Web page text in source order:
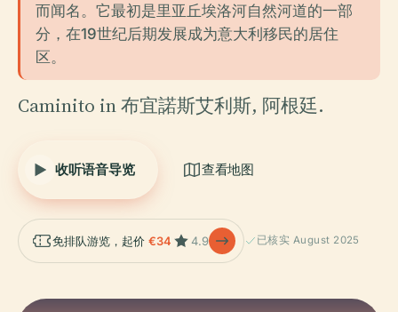
而闻名。它最初是里亚丘埃洛河自然河道的一部
分，在19世纪后期发展成为意大利移民的居住
区。
Caminito in 布宜諾斯艾利斯, 阿根廷.
收听语音导览 查看地图
免排队游览，起价 €34 4.9 已核实 August 2025